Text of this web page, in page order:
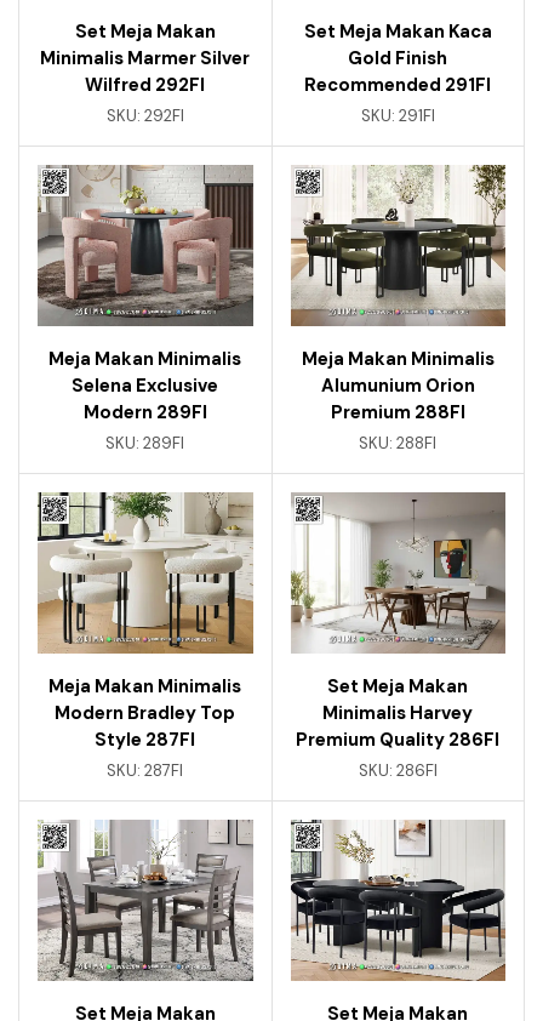
Set Meja Makan
Minimalis Marmer Silver
Wilfred 292FI
SKU: 292FI
Set Meja Makan Kaca
Gold Finish
Recommended 291FI
SKU: 291FI
Meja Makan Minimalis
Selena Exclusive
Modern 289FI
SKU:289FI
Meja Makan Minimalis
Alumunium Orion
Premium 288FI
SKU:288FI
Meja Makan Minimalis
Modern Bradley Top
Style 287FI
SKU:287FI
Set Meja Makan
Minimalis Harvey
Premium Quality 286FI
SKU: 286FI
Set Meja Makan Set Meja Makan